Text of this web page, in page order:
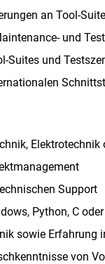
an Tool-
und
Suites und
Elektrotechnik
Support
Python, C
sowie Erfahrung
von